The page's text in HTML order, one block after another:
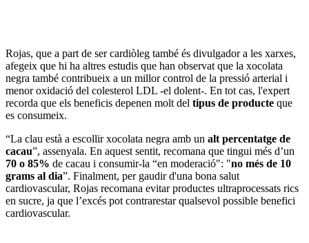
Rojas, que a part de ser cardiòleg també és divulgador a les xarxes,
afegeix que hi ha altres estudis que han observat que la xocolata
negra també contribueix a un millor control de la pressió arterial i
menor oxidació del colesterol LDL -el dolent-. En tot cas, l'expert
recorda que els beneficis depenen molt del tipus de producte que
es consumeix.
“La clau està a escollir xocolata negra amb un alt percentatge de
cacau”, assenyala. En aquest sentit, recomana que tingui més d’un
70 o 85% de cacau i consumir-la “en moderació": "no més de 10
grams al dia”. Finalment, per gaudir d'una bona salut
cardiovascular, Rojas recomana evitar productes ultraprocessats rics
en sucre, ja que l’excés pot contrarestar qualsevol possible benefici
cardiovascular.